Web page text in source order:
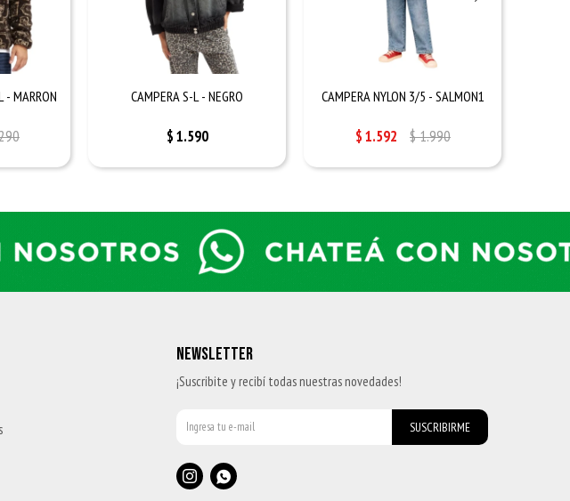
- MARRON CAMPERA S-L - NEGRO
$1.590
CAMPERA NYLON 3/5 - SALMON1
$1.592 $1.990
NEWSLETTER
¡Suscribite y recibí todas nuestras novedades!
SUSCRIBIRME
 